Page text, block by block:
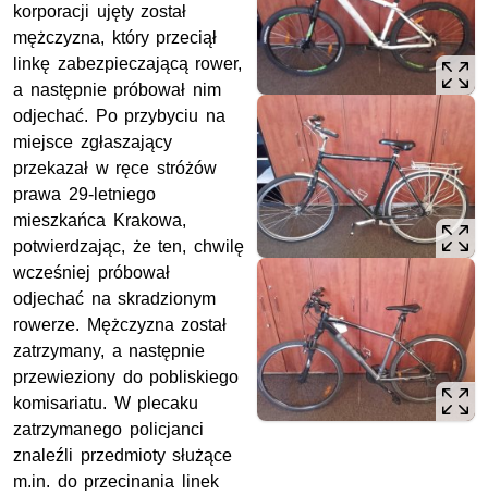
korporacji ujęty został
mężczyzna, który przeciął
linkę zabezpieczającą rower,
a następnie próbował nim
odjechać. Po przybyciu na
miejsce zgłaszający
przekazał w ręce stróżów
prawa 29-letniego
mieszkańca Krakowa,
potwierdzając, że ten, chwilę
wcześniej próbował
odjechać na skradzionym
rowerze. Mężczyzna został
zatrzymany, a następnie
przewieziony do pobliskiego
komisariatu. W plecaku
zatrzymanego policjanci
znaleźli przedmioty służące
m.in. do przecinania linek